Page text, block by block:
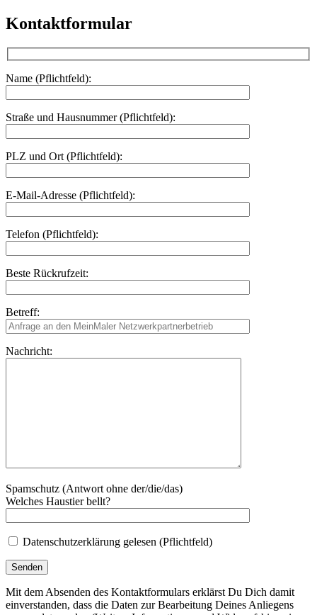
Kontaktformular
Name (Pflichtfeld):
Straße und Hausnummer (Pflichtfeld):
PLZ und Ort (Pflichtfeld):
E-Mail-Adresse (Pflichtfeld):
Telefon (Pflichtfeld):
Beste Rückrufzeit:
Betreff:
Nachricht:
Spamschutz (Antwort ohne der/die/das)
Welches Haustier bellt?
Datenschutzerklärung gelesen (Pflichtfeld)
Mit dem Absenden des Kontaktformulars erklärst Du Dich damit
einverstanden, dass die Daten zur Bearbeitung Deines Anliegens